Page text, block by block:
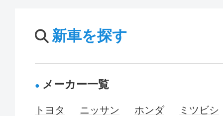
新車を探す
メーカー一覧
トヨタ ニッサン ホンダ
ミツビシ